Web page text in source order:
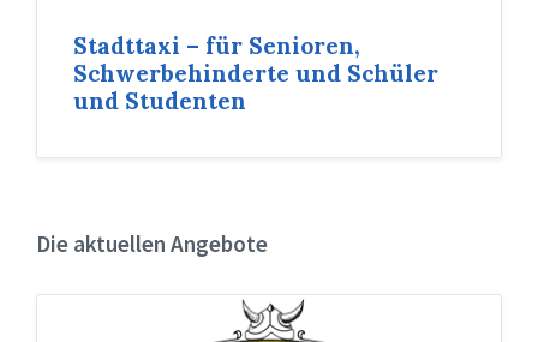
Stadttaxi – für Senioren,
Schwerbehinderte und Schüler
und Studenten
Die aktuellen Angebote